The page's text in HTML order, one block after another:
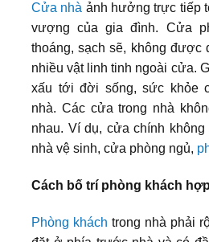
Cửa nhà ảnh hưởng trực tiếp
vượng của gia đình. Cửa
thoáng, sạch sẽ, không được
nhiều vật linh tinh ngoài cửa.
xấu tới đời sống, sức khỏe
nhà. Các cửa trong nhà
nhau. Ví dụ, cửa chính
nhà vệ sinh, cửa phòng ngủ,
Cách bố trí phòng khách
Phòng khách trong nhà phải